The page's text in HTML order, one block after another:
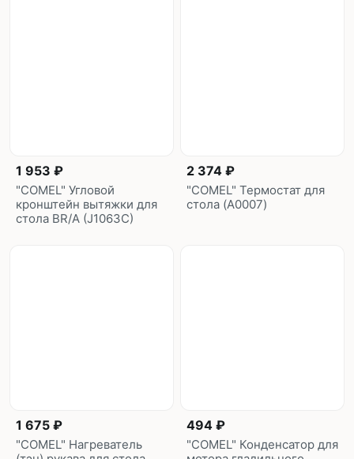
1 953 ₽
"COMEL" Угловой
кронштейн вытяжки для
стола BR/A (J1063C)
2 374 ₽
"COMEL" Термостат для
стола (A0007)
1 675 ₽
"COMEL" Нагреватель
494 ₽
"COMEL" Конденсатор для